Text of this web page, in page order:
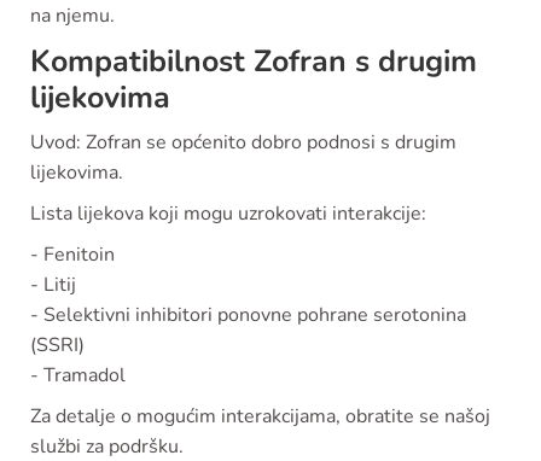
na njemu.
Kompatibilnost Zofran s drugim
lijekovima
Uvod: Zofran se općenito dobro podnosi s drugim
lijekovima.
Lista lijekova koji mogu uzrokovati interakcije:
- Fenitoin
- Litij
- Selektivni inhibitori ponovne pohrane serotonina
(SSRI)
- Tramadol
Za detalje o mogućim interakcijama, obratite se našoj
službi za podršku.